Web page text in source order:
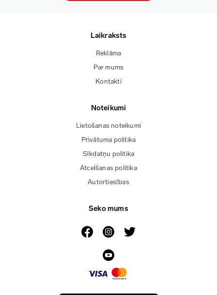
Laikraksts
Reklāma
Par mums
Kontakti
Noteikumi
Lietošanas noteikumi
Privātuma politika
Sīkdatņu politika
Atcelšanas politika
Autortiesības
Seko mums